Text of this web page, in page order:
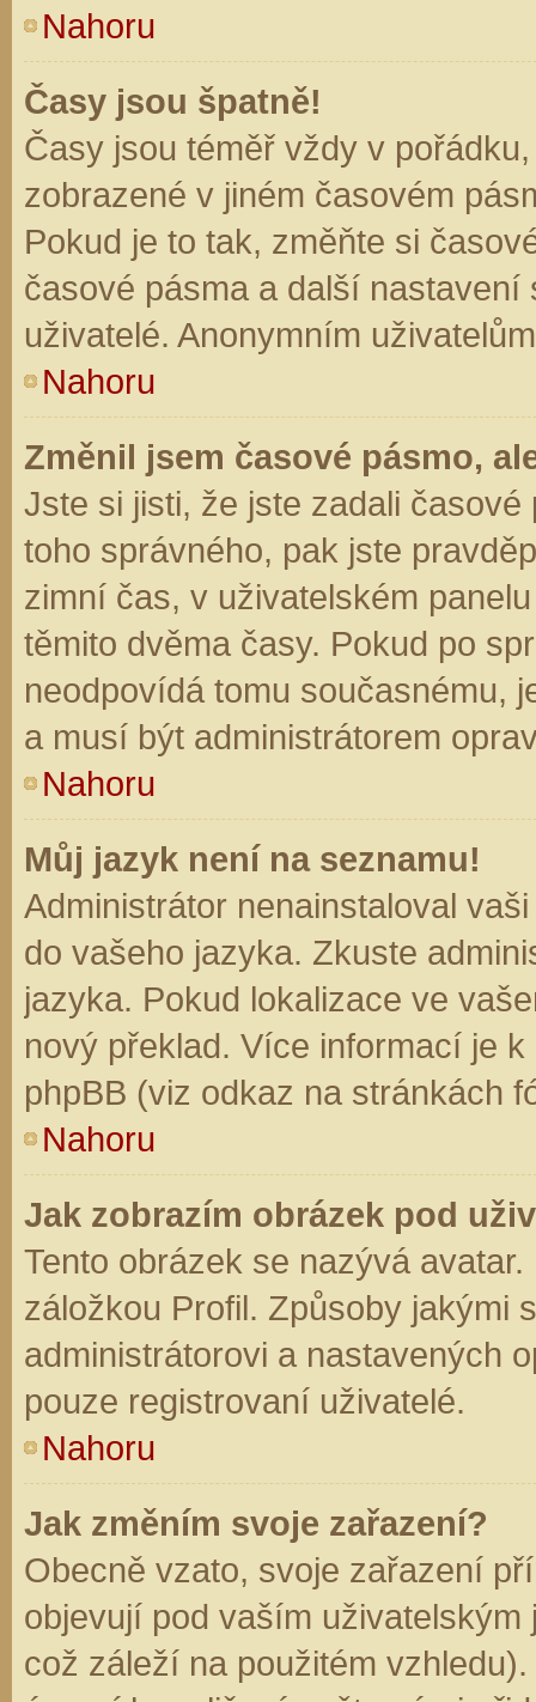
Nahoru
Časy jsou špatně!
Časy jsou téměř vždy v
zobrazené v jiném časovém
Pokud je to tak, změňte si
časové pásma a další
uživatelé. Anonymním
Nahoru
Změnil jsem časové pásmo,
Jste si jisti, že jste zadali
toho správného, pak jste
zimní čas, v uživatelském
těmito dvěma časy. Pokud po
neodpovídá tomu současnému,
a musí být administrátorem
Nahoru
Můj jazyk není na seznamu!
Administrátor nenainstaloval
do vašeho jazyka. Zkuste
jazyka. Pokud lokalizace ve
nový překlad. Více informací je
phpBB (viz odkaz na stránkách
Nahoru
Jak zobrazím obrázek pod
Tento obrázek se nazývá
záložkou Profil. Způsoby jakými
administrátorovi a nastavených
pouze registrovaní uživatelé.
Nahoru
Jak změním svoje zařazení?
Obecně vzato, svoje zařazení
objevují pod vaším
což záleží na použitém